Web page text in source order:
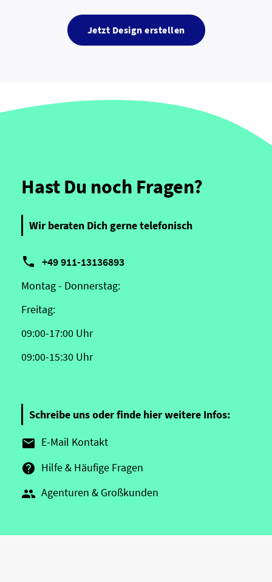
Jetzt Design erstellen
Hast Du noch Fragen?
Wir beraten Dich gerne telefonisch
 +49 911-13136893
Montag - Donnerstag:
Freitag:
09:00-17:00 Uhr
09:00-15:30 Uhr
Schreibe uns oder finde hier weitere Infos:
 E-Mail Kontakt
 Hilfe & Häufige Fragen
 Agenturen & Großkunden